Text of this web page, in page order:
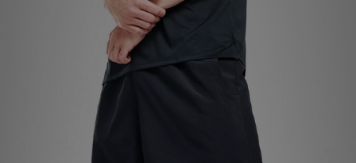
Bestelling traceren
Klantenservice